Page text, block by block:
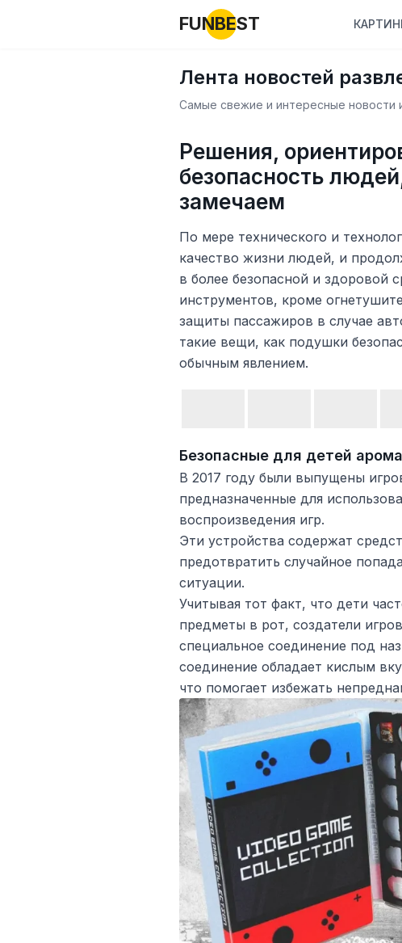
FUNBEST
Лента новостей
Самые свежие и интересные новости
Решения,
безопасность
замечаем
По мере технического и
качество жизни людей, и
в более безопасной и здоровой
инструментов, кроме
защиты пассажиров в случае
такие вещи, как подушки
обычным явлением.
Безопасные для детей
В 2017 году были выпущены
предназначенные для
воспроизведения игр.
Эти устройства содержат
предотвратить случайное
ситуации.
Учитывая тот факт, что дети
предметы в рот, создатели
специальное соединение под
соединение обладает кислым
что помогает избежать